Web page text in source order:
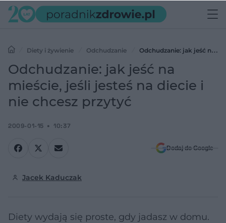
Diety i żywienie Odchudzanie
Odchudzanie: jak jeść na
mieście, jeśli jesteś na diecie i nie chcesz przytyć
Odchudzanie: jak jeść na
mieście, jeśli jesteś na diecie i
nie chcesz przytyć
2009-01-15 10:37
Dodaj do Google
Jacek Kaduczak
Diety wydają się proste, gdy jadasz w domu.